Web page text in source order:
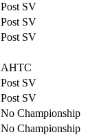
Post SV
Post SV
Post SV
AHTC
Post SV
Post SV
No Championship
No Championship